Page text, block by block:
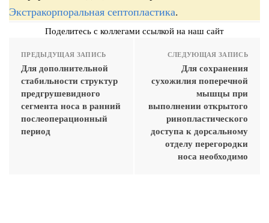
Экстракорпоральная септопластика.
Поделитесь с коллегами ссылкой на наш сайт
ПРЕДЫДУЩАЯ ЗАПИСЬ
Для дополнительной
стабильности структур
предгрушевидного
сегмента носа в ранний
послеоперационный
период
СЛЕДУЮЩАЯ ЗАПИСЬ
Для сохранения
сухожилия поперечной
мышцы при
выполнении открытого
ринопластического
доступа к дорсальному
отделу перегородки
носа необходимо